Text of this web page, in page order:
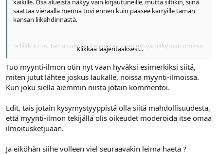
saattaa vieraalla mennä tovi ennen kuin pääsee kärryille tämän
kansan liikehdinnästä.
Ja liikkuu se. Tämä sukurasite koittaa vaan pysyä näkymättömissä
niin ei tule niin paha mieli siitä, että tollanenkin on olemassa.
Ja lopuksi, vieläkö @borgsaa sanoa ”- foorumi on automaattisesti
poistanut tästä sanan, joka on jo loppuun kaluttu -”?
Klikkaa laajentaaksesi...
Tuo myynti-ilmon otin nyt vaan hyväksi esimerkiksi siitä,
miten jutut lähtee joskus laukalle, noissa myynti-ilmoissa.
Kun joku siellä aiemmin niistä jotain kommentoi.
Edit, tais jotain kysymystyyppistä olla siitä mahdollisuudesta,
että myynti-ilmon tekijällä olis oikeudet moderoida itse omaa
ilmoitusketjuaan.
Ja eiköhän siihe volleen viel seuraavakin leima haeta ?